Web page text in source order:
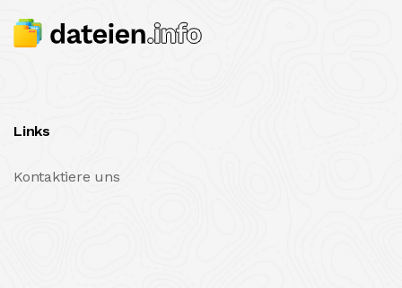
Links
Kontaktiere uns